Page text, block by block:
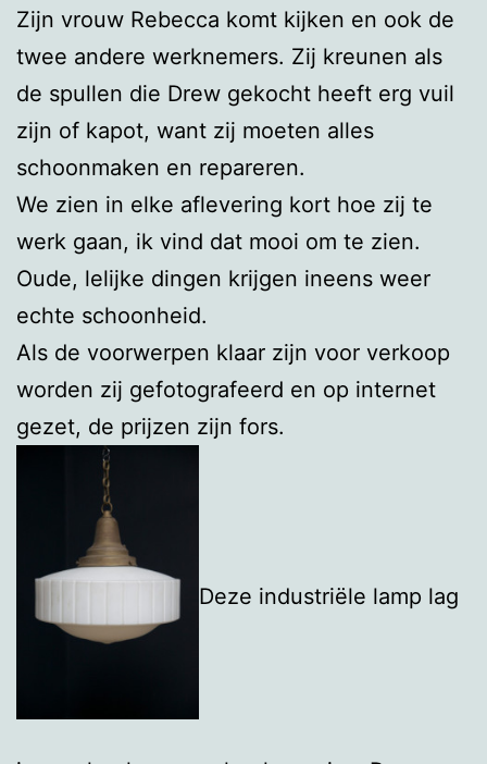
Zijn vrouw Rebecca komt kijken en ook de
twee andere werknemers. Zij kreunen als
de spullen die Drew gekocht heeft erg vuil
zijn of kapot, want zij moeten alles
schoonmaken en repareren.
We zien in elke aflevering kort hoe zij te
werk gaan, ik vind dat mooi om te zien.
Oude, lelijke dingen krijgen ineens weer
echte schoonheid.
Als de voorwerpen klaar zijn voor verkoop
worden zij gefotografeerd en op internet
gezet, de prijzen zijn fors.
Deze industriële lamp lag